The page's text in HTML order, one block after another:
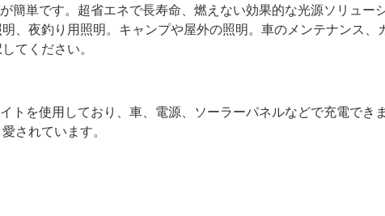
簡単です。超省エネで長寿命、燃えない効果的な光源ソリュ
、夜釣り用照明。キャンプや屋外の照明。車のメンテナンス
てください。
トを使用しており、車、電源、ソーラーパネルなどで充電で
されています。